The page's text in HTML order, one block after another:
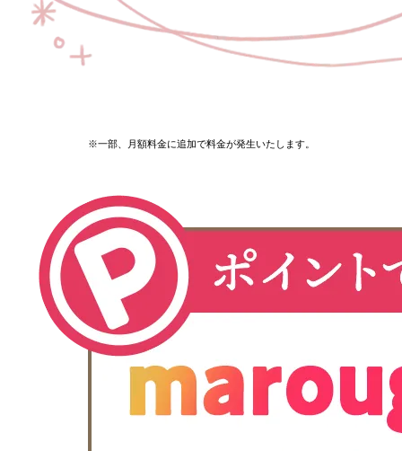
※一部、月額料金に追加で料金が発生いたします。